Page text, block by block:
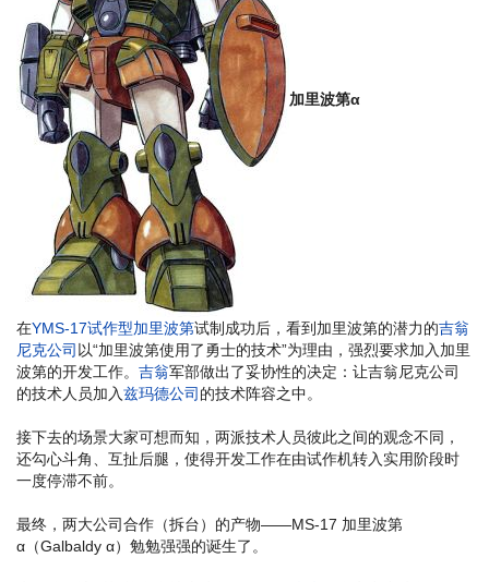
加里波第α
在YMS-17试作型加里波第试制成功后，看到加里波第的潜力的吉翁
尼克公司 以“加里波第使用了勇士的技术”为理由，强烈要求加入加里
波第的开发工作。 吉翁军部做出了妥协性的决定：让吉翁尼克公司
的技术人员加入兹玛德公司 的技术阵容之中。
接下去的场景大家可想而知，两派技术人员彼此之间的观念不同，
还勾心斗角、互扯后腿，使得开发工作在由试作机转入实用阶段时
一度停滞不前。
最终，两大公司合作（拆台）的产物——MS-17 加里波第
α（Galbaldy α）勉勉强强的诞生了。